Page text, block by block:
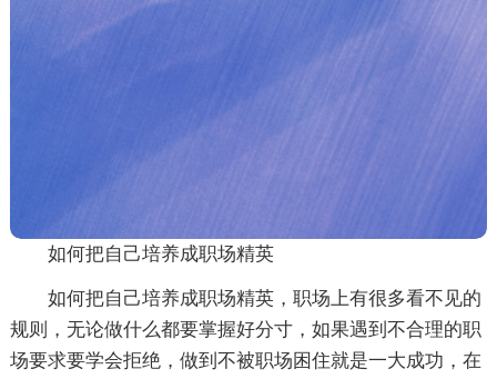
如何把自己培养成职场精英
如何把自己培养成职场精英，职场上有很多看不见的
规则，无论做什么都要掌握好分寸，如果遇到不合理的职
场要求要学会拒绝，做到不被职场困住就是一大成功，在